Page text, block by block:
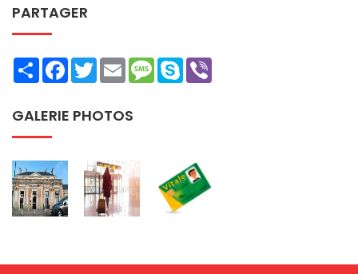
PARTAGER
ShareFacebookTwitterEmailMessage
Skype
GALERIE PHOTOS